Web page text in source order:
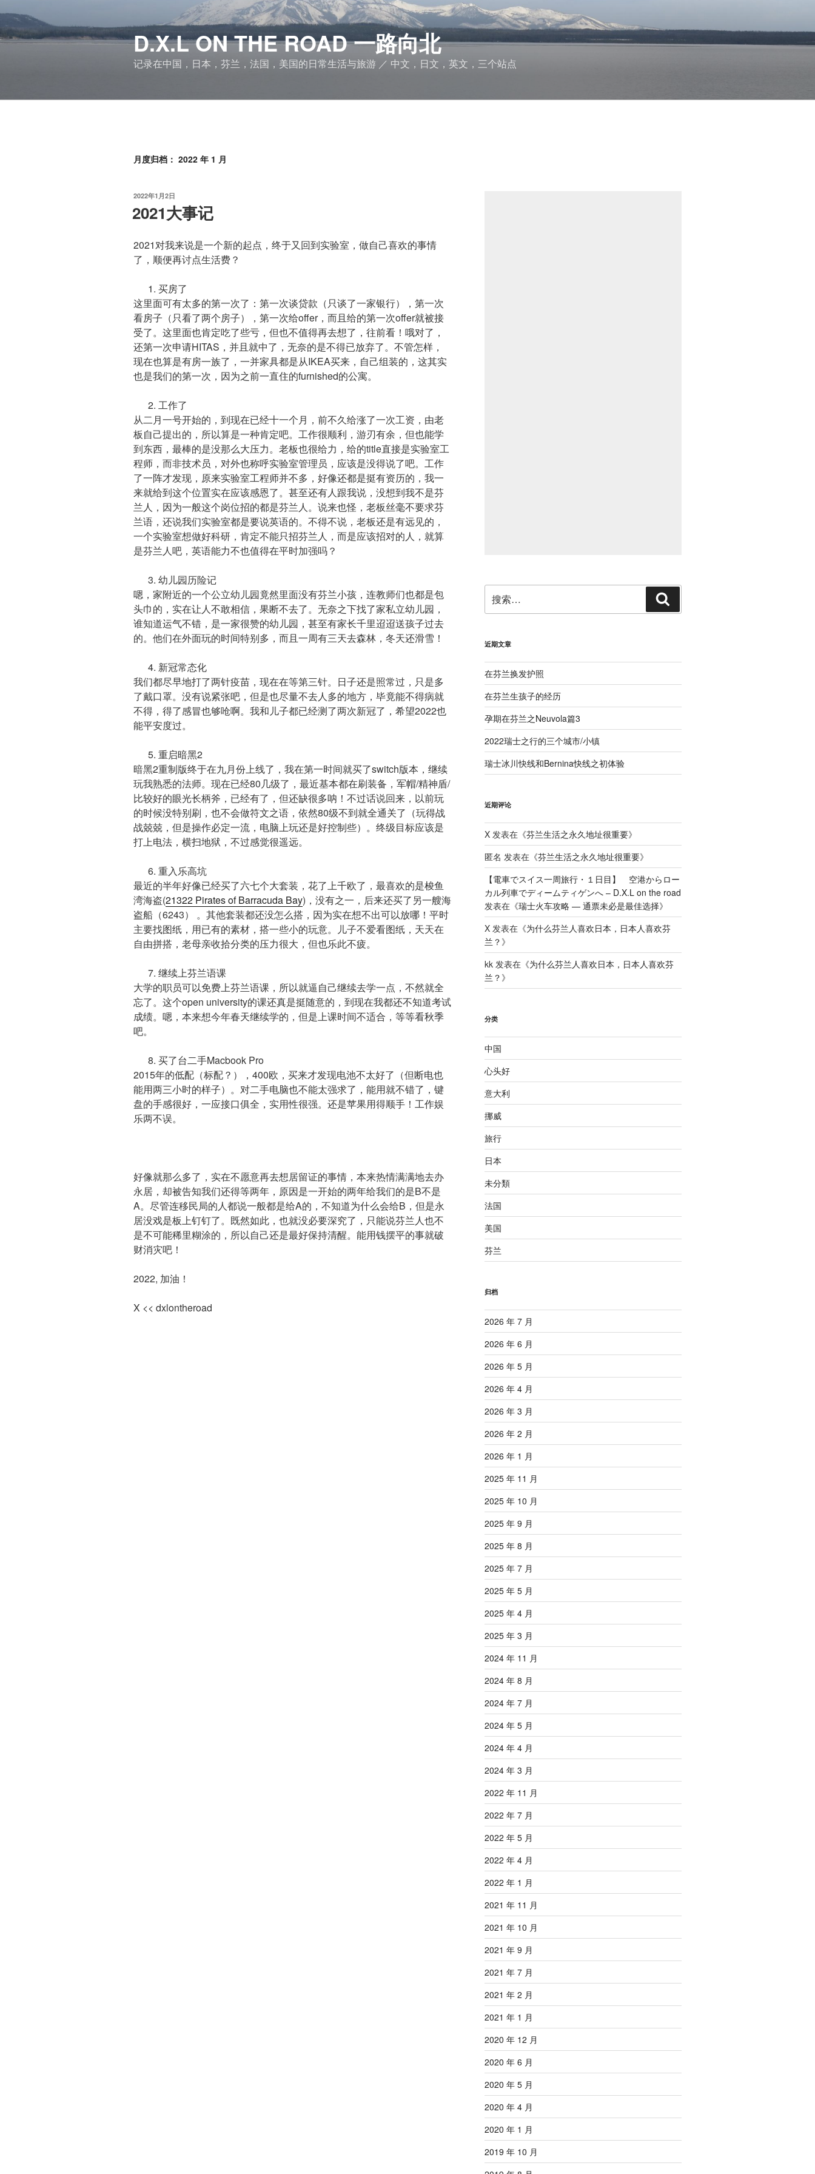
内
D.X.L ON THE ROAD 一路向北
记录在中国，日本，芬兰，法国，美国的日常生活与旅游 ／ 中文，日文，英文，三个站点
月度归档： 2022 年 1 月
发
于
2022年1月2日
2021大事记
2021对我来说是一个新的起点，终于又回到实验室，做自己喜欢的事情
了，顺便再讨点生活费？
1. 买房了
这里面可有太多的第一次了：第一次谈贷款（只谈了一家银行），第一次
看房子（只看了两个房子），第一次给offer，而且给的第一次offer就被接
受了。这里面也肯定吃了些亏，但也不值得再去想了，往前看！哦对了，
还第一次申请HITAS，并且就中了，无奈的是不得已放弃了。不管怎样，
现在也算是有房一族了，一并家具都是从IKEA买来，自己组装的，这其实
也是我们的第一次，因为之前一直住的furnished的公寓。
2. 工作了
从二月一号开始的，到现在已经十一个月，前不久给涨了一次工资，由老
板自己提出的，所以算是一种肯定吧。工作很顺利，游刃有余，但也能学
到东西，最棒的是没那么大压力。老板也很给力，给的title直接是实验室工
程师，而非技术员，对外也称呼实验室管理员，应该是没得说了吧。工作
了一阵才发现，原来实验室工程师并不多，好像还都是挺有资历的，我一
来就给到这个位置实在应该感恩了。甚至还有人跟我说，没想到我不是芬
兰人，因为一般这个岗位招的都是芬兰人。说来也怪，老板丝毫不要求芬
兰语，还说我们实验室都是要说英语的。不得不说，老板还是有远见的，
一个实验室想做好科研，肯定不能只招芬兰人，而是应该招对的人，就算
是芬兰人吧，英语能力不也值得在平时加强吗？
3. 幼儿园历险记
嗯，家附近的一个公立幼儿园竟然里面没有芬兰小孩，连教师们也都是包
头巾的，实在让人不敢相信，果断不去了。无奈之下找了家私立幼儿园，
谁知道运气不错，是一家很赞的幼儿园，甚至有家长千里迢迢送孩子过去
的。他们在外面玩的时间特别多，而且一周有三天去森林，冬天还滑雪！
4. 新冠常态化
我们都尽早地打了两针疫苗，现在在等第三针。日子还是照常过，只是多
了戴口罩。没有说紧张吧，但是也尽量不去人多的地方，毕竟能不得病就
不得，得了感冒也够呛啊。我和儿子都已经测了两次新冠了，希望2022也
能平安度过。
5. 重启暗黑2
暗黑2重制版终于在九月份上线了，我在第一时间就买了switch版本，继续
玩我熟悉的法师。现在已经80几级了，最近基本都在刷装备，军帽/精神盾/
比较好的眼光长柄斧，已经有了，但还缺很多呐！不过话说回来，以前玩
的时候没特别刷，也不会做符文之语，依然80级不到就全通关了（玩得战
战兢兢，但是操作必定一流，电脑上玩还是好控制些）。终级目标应该是
打上电法，横扫地狱，不过感觉很遥远。
6. 重入乐高坑
最近的半年好像已经买了六七个大套装，花了上千欧了，最喜欢的是梭鱼
湾海盗(21322 Pirates of Barracuda Bay)，没有之一，后来还买了另一艘海
盗船（6243） 。其他套装都还没怎么搭，因为实在想不出可以放哪！平时
主要找图纸，用已有的素材，搭一些小的玩意。儿子不爱看图纸，天天在
自由拼搭，老母亲收拾分类的压力很大，但也乐此不疲。
7. 继续上芬兰语课
大学的职员可以免费上芬兰语课，所以就逼自己继续去学一点，不然就全
忘了。这个open university的课还真是挺随意的，到现在我都还不知道考试
成绩。嗯，本来想今年春天继续学的，但是上课时间不适合，等等看秋季
吧。
8. 买了台二手Macbook Pro
2015年的低配（标配？），400欧，买来才发现电池不太好了（但断电也
能用两三小时的样子）。对二手电脑也不能太强求了，能用就不错了，键
盘的手感很好，一应接口俱全，实用性很强。还是苹果用得顺手！工作娱
乐两不误。
好像就那么多了，实在不愿意再去想居留证的事情，本来热情满满地去办
永居，却被告知我们还得等两年，原因是一开始的两年给我们的是B不是
A。尽管连移民局的人都说一般都是给A的，不知道为什么会给B，但是永
居没戏是板上钉钉了。既然如此，也就没必要深究了，只能说芬兰人也不
是不可能稀里糊涂的，所以自己还是最好保持清醒。能用钱摆平的事就破
财消灾吧！
2022, 加油！
X << dxlontheroad
索：
索
近期文章
在芬兰换发护照
在芬兰生孩子的经历
孕期在芬兰之Neuvola篇3
2022瑞士之行的三个城市/小镇
瑞士冰川快线和Bernina快线之初体验
近期评论
X发表在《芬兰生活之永久地址很重要》
匿名 发表在《芬兰生活之永久地址很重要》
【電車でスイス一周旅行・１日目】 空港からロー
カル列車でディームティゲンへ – D.X.L on the road
发表在《瑞士火车攻略 — 通票未必是最佳选择》
X发表在《为什么芬兰人喜欢日本，日本人喜欢芬
兰？ 》
kk发表在《为什么芬兰人喜欢日本，日本人喜欢芬
兰？ 》
分类
中国
心头好
意大利
挪威
旅行
日本
未分類
法国
美国
芬兰
归档
2026 年 7 月
2026 年 6 月
2026 年 5 月
2026 年 4 月
2026 年 3 月
2026 年 2 月
2026 年 1 月
2025 年 11 月
2025 年 10 月
2025 年 9 月
2025 年 8 月
2025 年 7 月
2025 年 5 月
2025 年 4 月
2025 年 3 月
2024 年 11 月
2024 年 8 月
2024 年 7 月
2024 年 5 月
2024 年 4 月
2024 年 3 月
2022 年 11 月
2022 年 7 月
2022 年 5 月
2022 年 4 月
2022 年 1 月
2021 年 11 月
2021 年 10 月
2021 年 9 月
2021 年 7 月
2021 年 2 月
2021 年 1 月
2020 年 12 月
2020 年 6 月
2020 年 5 月
2020 年 4 月
2020 年 1 月
2019 年 10 月